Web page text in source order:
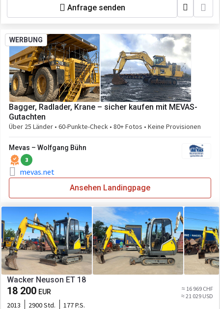
Anfrage senden
WERBUNG
Bagger, Radlader, Krane – sicher kaufen mit MEVAS-
Gutachten
Über 25 Länder • 60-Punkte-Check • 80+ Fotos • Keine Provisionen
Mevas – Wolfgang Bühn
3
mevas.net
Ansehen Landingpage
Wacker Neuson ET 18
18 200 EUR
≈ 16 969 CHF
≈ 21 029 USD
2013 2900 Std. 177 P.S.